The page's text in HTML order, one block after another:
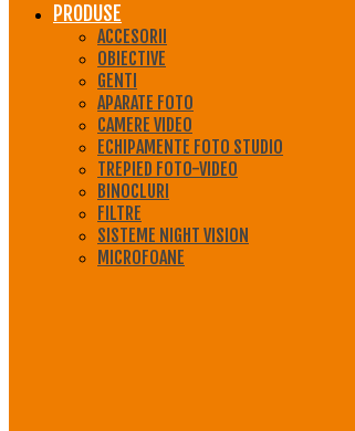
PRODUSE
ACCESORII
OBIECTIVE
GENTI
APARATE FOTO
CAMERE VIDEO
ECHIPAMENTE FOTO STUDIO
TREPIED FOTO-VIDEO
BINOCLURI
FILTRE
SISTEME NIGHT VISION
MICROFOANE